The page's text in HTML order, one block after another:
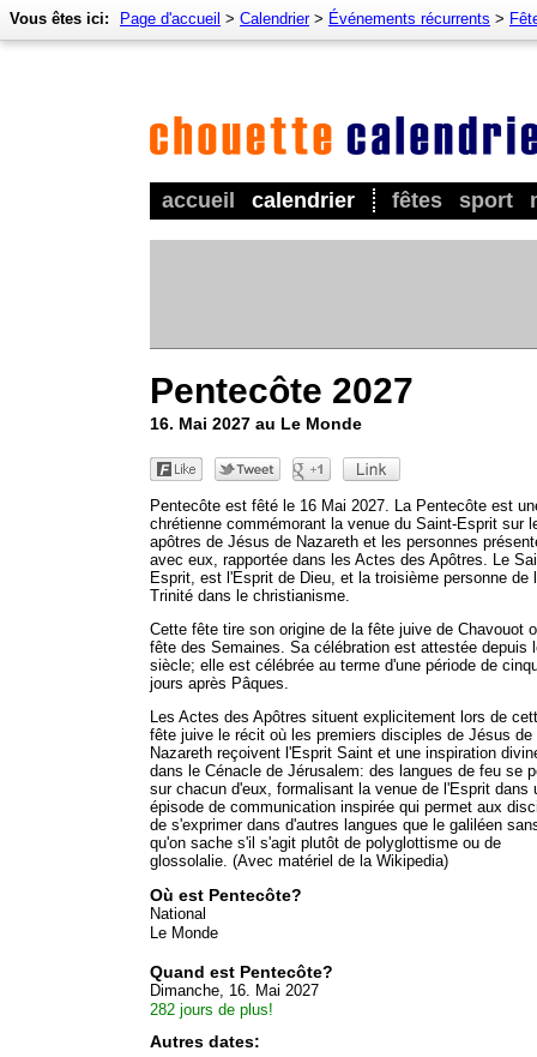
accueil calendrier fêtes sport
Vous êtes ici: Page d'accueil > Calendrier> Événements récurrents >
Pentecôte 2027
16. Mai 2027 au Le Monde
Pentecôte est fêté le 16 Mai 2027. La Pentecôte est
chrétienne commémorant la venue du Saint-Esprit sur
apôtres de Jésus de Nazareth et les personnes
avec eux, rapportée dans les Actes des Apôtres. Le
Esprit, est l'Esprit de Dieu, et la troisième personne de
Trinité dans le christianisme.
Cette fête tire son origine de la fête juive de Chavouot
fête des Semaines. Sa célébration est attestée depuis
siècle; elle est célébrée au terme d'une période de
jours après Pâques.
Les Actes des Apôtres situent explicitement lors de
fête juive le récit où les premiers disciples de Jésus de
Nazareth reçoivent l'Esprit Saint et une inspiration
dans le Cénacle de Jérusalem: des langues de feu se
sur chacun d'eux, formalisant la venue de l'Esprit dans
épisode de communication inspirée qui permet aux
de s'exprimer dans d'autres langues que le galiléen
qu'on sache s'il s'agit plutôt de polyglottisme ou de
glossolalie. (Avec matériel de la Wikipedia)
Où est Pentecôte?
National
Le Monde
Quand est Pentecôte?
Dimanche, 16. Mai 2027
282 jours de plus!
Autres dates: